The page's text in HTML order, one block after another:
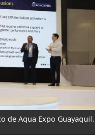
de Aqua Expo Guayaquil.